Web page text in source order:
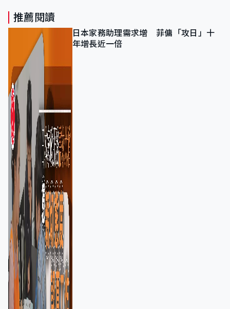
推薦閱讀
日本家務助理需求增 菲傭「攻日」十
年增長近一倍